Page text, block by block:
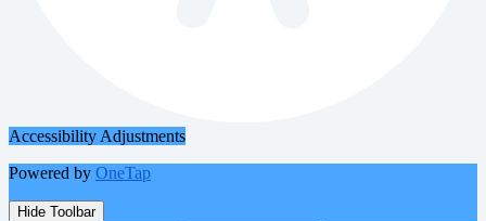
Accessibility Adjustments
Powered by OneTap
Hide Toolbar